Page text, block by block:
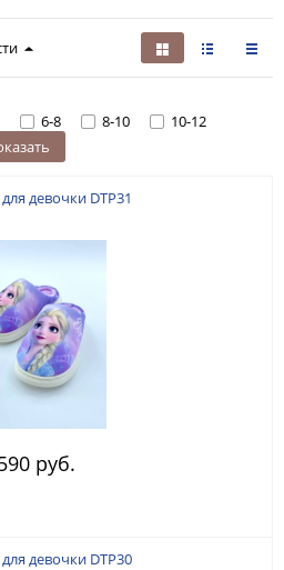
6-8 8-10
10-12
девочки DTP31
руб.
девочки DTP30